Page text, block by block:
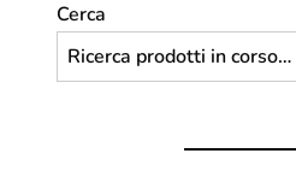
Cerca